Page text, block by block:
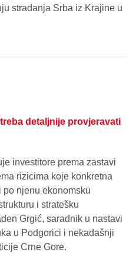
stradanja Srba iz Krajine u
detaljnije provjeravati
investitore prema zastavi
rizicima koje konkretna
njenu ekonomsku
i stratešku
Grgić, saradnik u nastavi
u Podgorici i nekadašnji
Crne Gore.